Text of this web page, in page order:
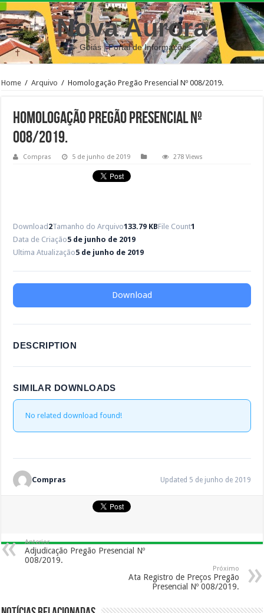
Nova Aurora
– Goiás | Portal de Informações
Home / Arquivo / Homologação Pregão Presencial Nº 008/2019.
Homologação Pregão Presencial Nº
008/2019.
Compras 5 de junho de 2019 278 Views
Download 2Tamanho do Arquivo133.79 KBFile Count1
Data de Criação5 de junho de 2019
Ultima Atualização5 de junho de 2019
Download
DESCRIPTION
SIMILAR DOWNLOADS
No related download found!
Compras Updated 5 de junho de 2019
Anterior
Adjudicação Pregão Presencial Nº
008/2019.
Próximo
Ata Registro de Preços Pregão
Presencial Nº 008/2019.